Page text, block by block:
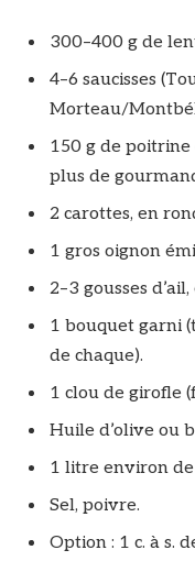
300–400 g de
4–6 saucisses
Morteau/
150 g de
plus de
2 carottes, en
1 gros oignon
2–3 gousses
1 bouquet garni
de chaque).
1 clou de girofle
Huile d’olive ou
1 litre environ de
Sel, poivre.
Option : 1 c. à s.